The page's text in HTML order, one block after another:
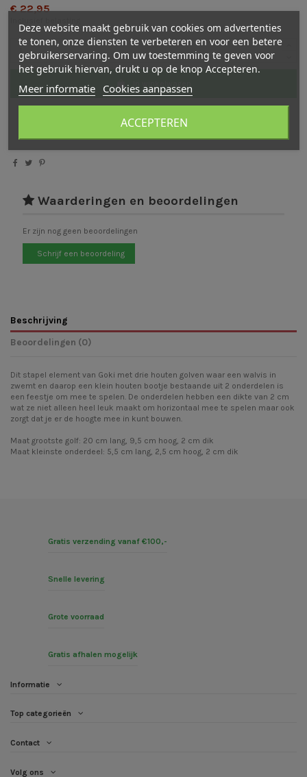
€ 22,95
Waarderingen en beoordelingen
Er zijn nog geen beoordelingen
Schrijf een beoordeling
Beschrijving
Beoordelingen (0)
Dit stapel element van Goki met drie houten golven waar een walvis in
zwemt en daarop een klein houten bootje bestaande uit 2 onderdelen is
een feestje om mee te spelen. De onderdelen hebben een dikte van 2 cm
wat ze niet alleen heel leuk maakt om horizontaal mee te spelen maar ook
zorgt dat je er de hoogte mee in kunt bouwen.
Maat grootste golf: 20 cm lang, 9,5 cm hoog, 2 cm dik
Maat kleinste onderdeel: 5,5 cm lang, 2,5 cm hoog, 2 cm dik
Gratis verzending vanaf €100,-
Snelle levering
Grote voorraad
Gratis afhalen mogelijk
Informatie
Top categorieën
Contact
Deze website maakt gebruik van cookies om advertenties
te tonen, onze diensten te verbeteren en voor een betere
gebruikerservaring. Om uw toestemming te geven voor
het gebruik hiervan, drukt u op de knop Accepteren.
Meer informatie Cookies aanpassen
ACCEPTEREN
Volg ons